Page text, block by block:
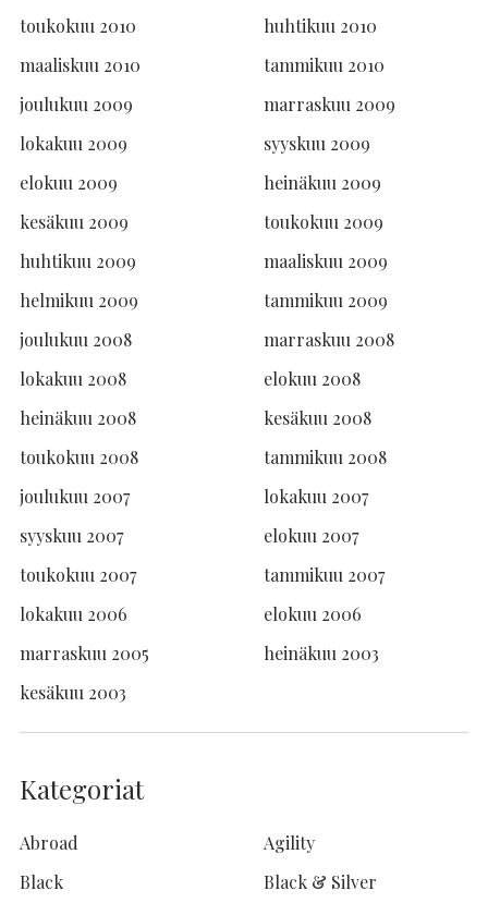
toukokuu 2010
huhtikuu 2010
maaliskuu 2010
tammikuu 2010
joulukuu 2009
marraskuu 2009
lokakuu 2009
syyskuu 2009
elokuu 2009
heinäkuu 2009
kesäkuu 2009
toukokuu 2009
huhtikuu 2009
maaliskuu 2009
helmikuu 2009
tammikuu 2009
joulukuu 2008
marraskuu 2008
lokakuu 2008
elokuu 2008
heinäkuu 2008
kesäkuu 2008
toukokuu 2008
tammikuu 2008
joulukuu 2007
lokakuu 2007
syyskuu 2007
elokuu 2007
toukokuu 2007
tammikuu 2007
lokakuu 2006
elokuu 2006
marraskuu 2005
heinäkuu 2003
kesäkuu 2003
Kategoriat
Abroad
Agility
Black
Black & Silver